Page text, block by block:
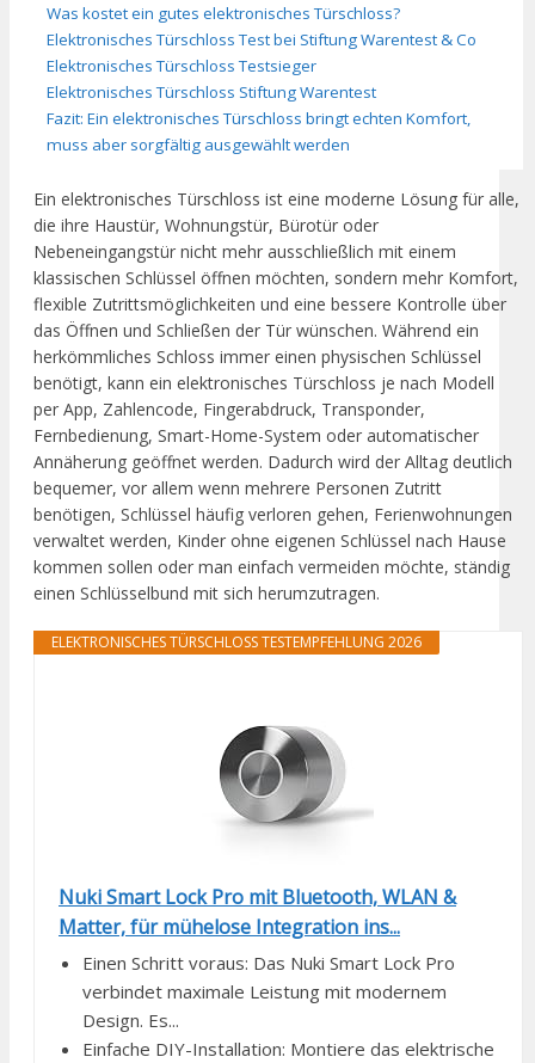
Was kostet ein gutes elektronisches Türschloss?
Elektronisches Türschloss Test bei Stiftung Warentest & Co
Elektronisches Türschloss Testsieger
Elektronisches Türschloss Stiftung Warentest
Fazit: Ein elektronisches Türschloss bringt echten Komfort,
muss aber sorgfältig ausgewählt werden
Ein elektronisches Türschloss ist eine moderne Lösung für alle,
die ihre Haustür, Wohnungstür, Bürotür oder
Nebeneingangstür nicht mehr ausschließlich mit einem
klassischen Schlüssel öffnen möchten, sondern mehr Komfort,
flexible Zutrittsmöglichkeiten und eine bessere Kontrolle über
das Öffnen und Schließen der Tür wünschen. Während ein
herkömmliches Schloss immer einen physischen Schlüssel
benötigt, kann ein elektronisches Türschloss je nach Modell
per App, Zahlencode, Fingerabdruck, Transponder,
Fernbedienung, Smart-Home-System oder automatischer
Annäherung geöffnet werden. Dadurch wird der Alltag deutlich
bequemer, vor allem wenn mehrere Personen Zutritt
benötigen, Schlüssel häufig verloren gehen, Ferienwohnungen
verwaltet werden, Kinder ohne eigenen Schlüssel nach Hause
kommen sollen oder man einfach vermeiden möchte, ständig
einen Schlüsselbund mit sich herumzutragen.
ELEKTRONISCHES TÜRSCHLOSS TESTEMPFEHLUNG 2026
Nuki Smart Lock Pro mit Bluetooth, WLAN &
Matter, für mühelose Integration ins...
Einen Schritt voraus: Das Nuki Smart Lock Pro
verbindet maximale Leistung mit modernem
Design. Es...
Einfache DIY-Installation: Montiere das elektrische